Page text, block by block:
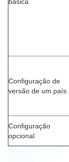
Configuração de
versão de um país
Configuração
opcional